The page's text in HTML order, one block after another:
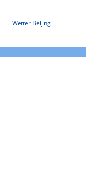
Wetter Beijing